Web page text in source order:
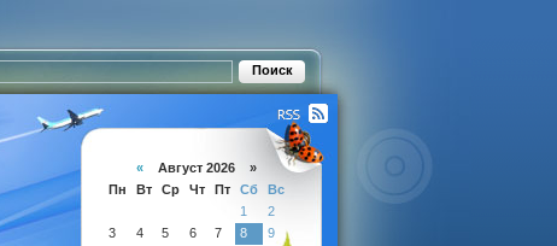
« Август 2026 »
Пн
Вт Ср Чт Пт Сб
Вс
1
2
3
4 5 6 7 8
9